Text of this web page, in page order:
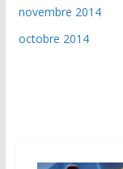
novembre 2014
octobre 2014